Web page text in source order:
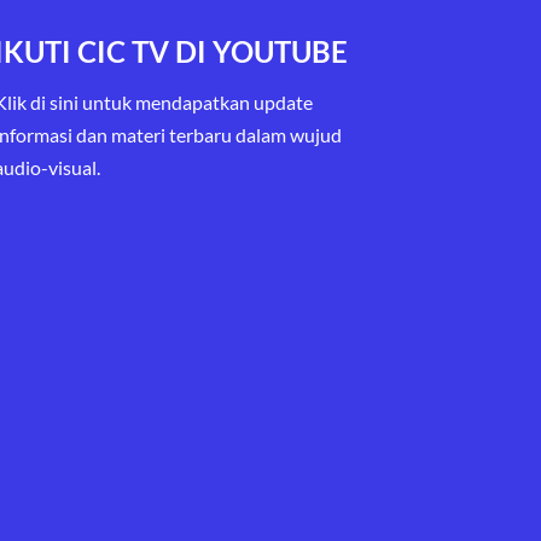
CIC TV DI YOUTUBE
di sini untuk mendapatkan update
dan materi terbaru dalam wujud
visual.